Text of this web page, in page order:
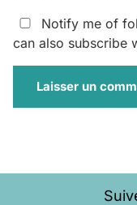
Notify me of
can also subscribe